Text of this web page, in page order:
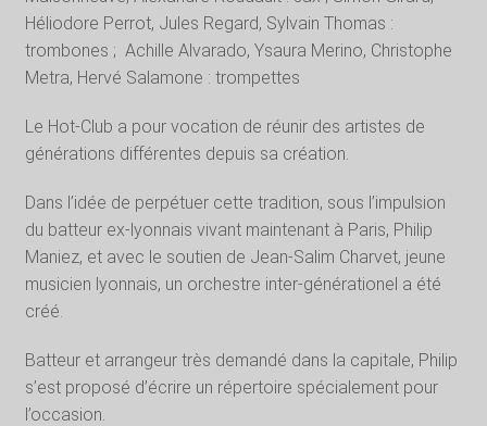
Héliodore Perrot, Jules Regard, Sylvain Thomas :
trombones ; Achille Alvarado, Ysaura Merino, Christophe
Metra, Hervé Salamone : trompettes
Le Hot-Club a pour vocation de réunir des artistes de
générations différentes depuis sa création.
Dans l’idée de perpétuer cette tradition, sous l’impulsion
du batteur ex-lyonnais vivant maintenant à Paris, Philip
Maniez, et avec le soutien de Jean-Salim Charvet, jeune
musicien lyonnais, un orchestre inter-générationel a été
créé.
Batteur et arrangeur très demandé dans la capitale, Philip
s’est proposé d’écrire un répertoire spécialement pour
l’occasion.